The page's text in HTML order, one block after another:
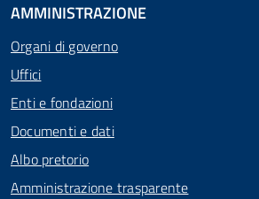
AMMINISTRAZIONE
Organi di governo
Uffici
Enti e fondazioni
Documenti e dati
Albo pretorio
Amministrazione trasparente